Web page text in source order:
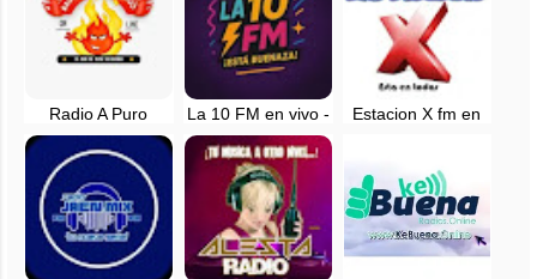
Radio A Puro
Fuego en vivo -
Lima, Perú
La 10 FM en vivo -
Lima, Peru
Estacion X fm en